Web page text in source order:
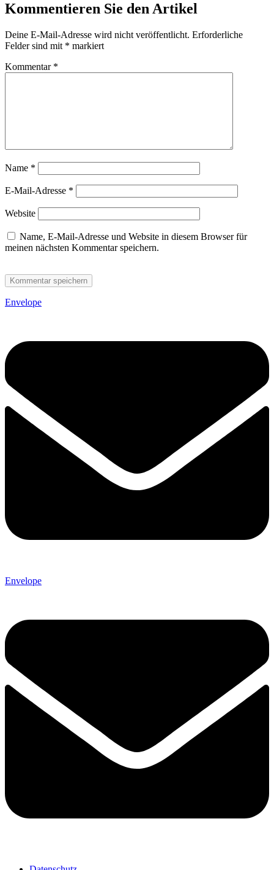
Kommentieren Sie den Artikel
Deine E-Mail-Adresse wird nicht veröffentlicht. Erforderliche
Felder sind mit * markiert
Kommentar *
Name *
E-Mail-Adresse *
Website
Name, E-Mail-Adresse und Website in diesem Browser für
meinen nächsten Kommentar speichern.
Envelope
Envelope